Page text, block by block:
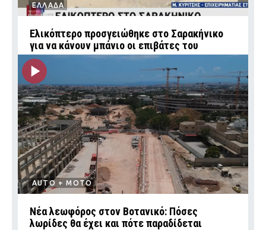
ΕΛΛΑΔΑ
Ελικόπτερο προσγειώθηκε στο Σαρακήνικο
για να κάνουν μπάνιο οι επιβάτες του
AUTO + MOTO
Νέα λεωφόρος στον Βοτανικό: Πόσες
λωρίδες θα έχει και πότε παραδίδεται